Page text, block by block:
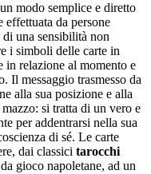
modo semplice e diretto
da persone
di una sensibilità non
i simboli delle carte in
in relazione al momento e
Il messaggio trasmesso da
alla sua posizione e alla
si tratta di un vero e
per addentrarsi nella sua
di sé. Le carte
dai classici tarocchi
gioco napoletane, ad un